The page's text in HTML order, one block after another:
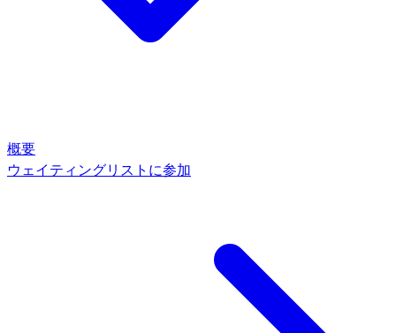
概要
ウェイティングリストに参加